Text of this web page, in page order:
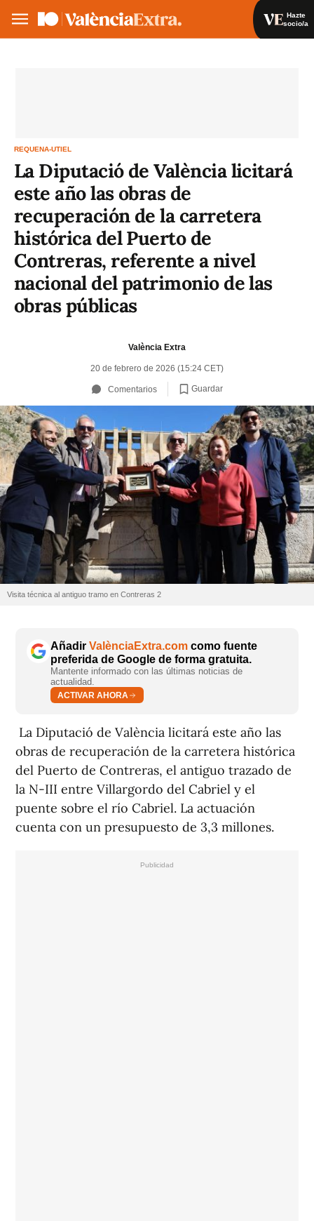
Hazte
socio/a
REQUENA-UTIEL
La Diputació de València licitará
este año las obras de
recuperación de la carretera
histórica del Puerto de
Contreras, referente a nivel
nacional del patrimonio de las
obras públicas
València Extra
20 de febrero de 2026 (15:24 CET)
Comentarios Guardar
Visita técnica al antiguo tramo en Contreras 2
Añadir ValènciaExtra.com como fuente
preferida de Google de forma gratuita.
Mantente informado con las últimas noticias de
actualidad.
ACTIVAR AHORA
La Diputació de València licitará este año las
obras de recuperación de la carretera histórica
del Puerto de Contreras, el antiguo trazado de
la N-III entre Villargordo del Cabriel y el
puente sobre el río Cabriel. La actuación
cuenta con un presupuesto de 3,3 millones.